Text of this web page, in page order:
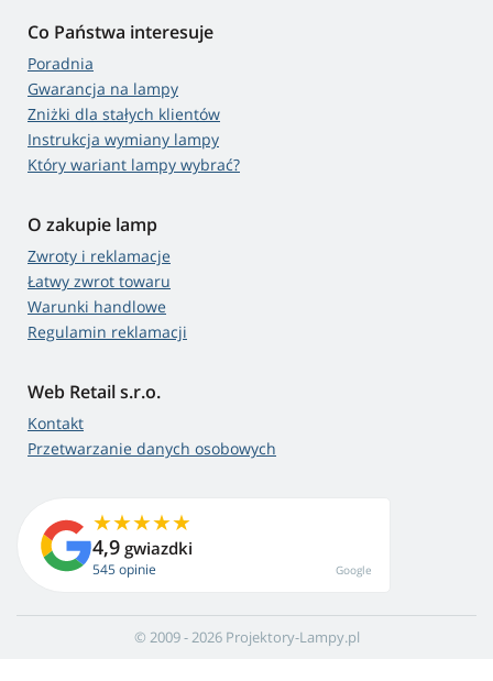
Co Państwa interesuje
Poradnia
Gwarancja na lampy
Zniżki dla stałych klientów
Instrukcja wymiany lampy
Który wariant lampy wybrać?
O zakupie lamp
Zwroty i reklamacje
Łatwy zwrot towaru
Warunki handlowe
Regulamin reklamacji
Web Retail s.r.o.
Kontakt
Przetwarzanie danych osobowych
4,9 gwiazdki
545 opinie Google
© 2009 - 2026 Projektory-Lampy.pl